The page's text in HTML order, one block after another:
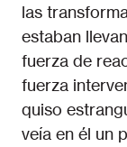
las
estaban
fuerza de
fuerza
quiso
veía en él un